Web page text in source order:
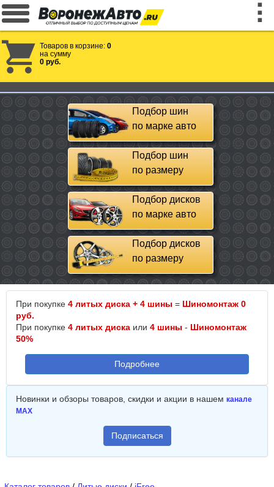
Товаров в корзине: 0
на сумму
0 руб.
Подбор шин
по марке авто
Подбор шин
по размеру
Подбор дисков
по марке авто
Подбор дисков
по размеру
При покупке 4 литых диска + 4 шины = Шиномонтаж 0
руб.
При покупке 4 литых диска или 4 шины - Шиномонтаж
50%
Подробнее
Новинки и обзоры товаров, скидки и акции в нашем канале
MAX
Подписаться